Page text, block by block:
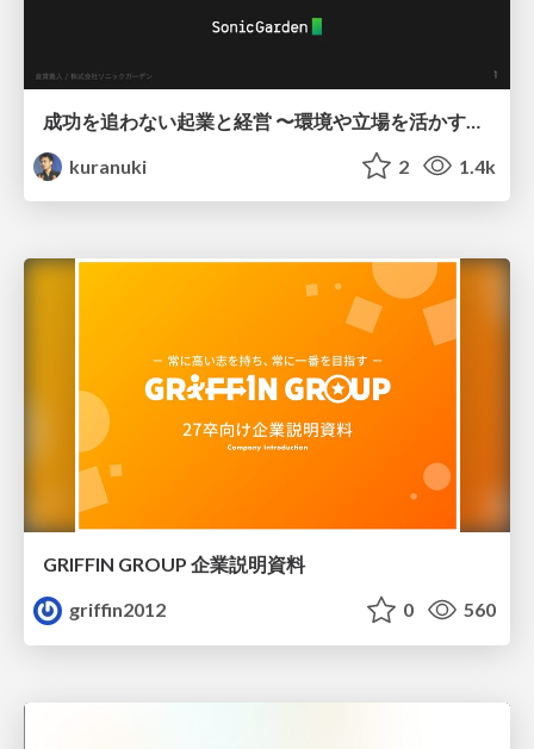
kuranuki
2 1.4k
GRIFFIN GROUP 企業説明資料
griffin2012
0 560